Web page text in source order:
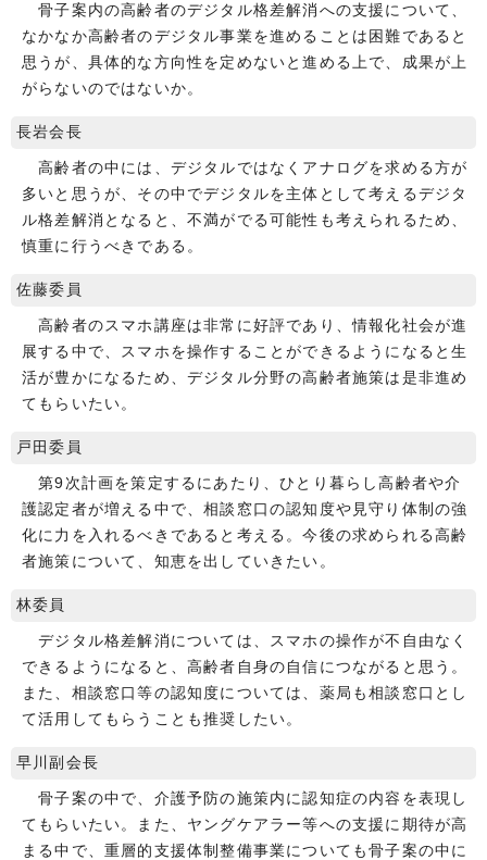
骨子案内の高齢者のデジタル格差解消への支援について、
なかなか高齢者のデジタル事業を進めることは困難であると
思うが、具体的な方向性を定めないと進める上で、成果が上
がらないのではないか。
長岩会長
高齢者の中には、デジタルではなくアナログを求める方が
多いと思うが、その中でデジタルを主体として考えるデジタ
ル格差解消となると、不満がでる可能性も考えられるため、
慎重に行うべきである。
佐藤委員
高齢者のスマホ講座は非常に好評であり、情報化社会が進
展する中で、スマホを操作することができるようになると生
活が豊かになるため、デジタル分野の高齢者施策は是非進め
てもらいたい。
戸田委員
第9次計画を策定するにあたり、ひとり暮らし高齢者や介
護認定者が増える中で、相談窓口の認知度や見守り体制の強
化に力を入れるべきであると考える。今後の求められる高齢
者施策について、知恵を出していきたい。
林委員
デジタル格差解消については、スマホの操作が不自由なく
できるようになると、高齢者自身の自信につながると思う。
また、相談窓口等の認知度については、薬局も相談窓口とし
て活用してもらうことも推奨したい。
早川副会長
骨子案の中で、介護予防の施策内に認知症の内容を表現し
てもらいたい。また、ヤングケアラー等への支援に期待が高
まる中で、重層的支援体制整備事業についても骨子案の中に